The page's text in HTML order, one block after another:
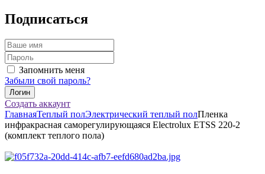
Подписаться
Запомнить меня
Забыли свой пароль?
Создать аккаунт
ГлавнаяТеплый полЭлектрический теплый полПленка
инфракрасная саморегулирующаяся Electrolux ETSS 220-2
(комплект теплого пола)